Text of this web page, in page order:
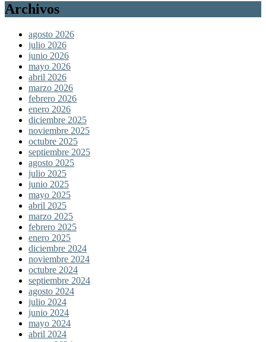
Archivos
agosto 2026
julio 2026
junio 2026
mayo 2026
abril 2026
marzo 2026
febrero 2026
enero 2026
diciembre 2025
noviembre 2025
octubre 2025
septiembre 2025
agosto 2025
julio 2025
junio 2025
mayo 2025
abril 2025
marzo 2025
febrero 2025
enero 2025
diciembre 2024
noviembre 2024
octubre 2024
septiembre 2024
agosto 2024
julio 2024
junio 2024
mayo 2024
abril 2024